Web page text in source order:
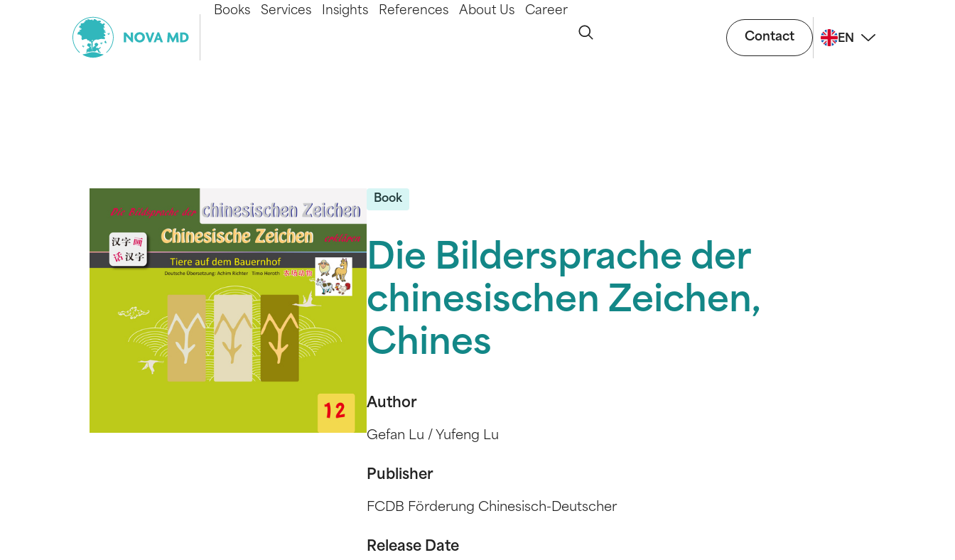
Books Services Insights References About Us Career
Contact EN
Book
Die Bildersprache der
chinesischen Zeichen,
Chines
Author
Gefan Lu / Yufeng Lu
Publisher
FCDB Förderung Chinesisch-Deutscher
Release Date